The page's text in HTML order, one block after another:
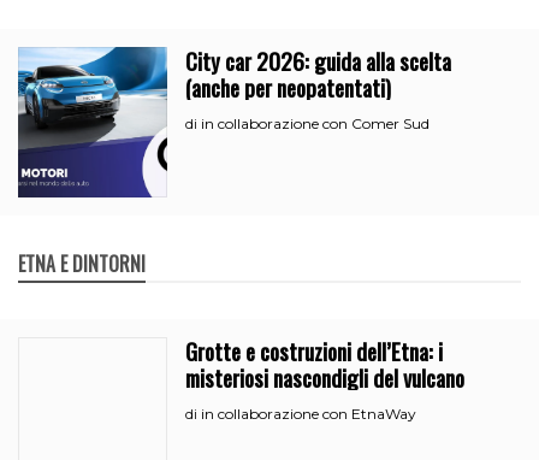
City car 2026: guida alla scelta
(anche per neopatentati)
di in collaborazione con Comer Sud
ETNA E DINTORNI
Grotte e costruzioni dell’Etna: i
misteriosi nascondigli del vulcano
di in collaborazione con EtnaWay